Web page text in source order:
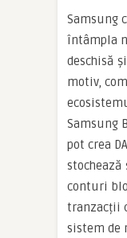
Samsung
întâmpla
deschisă
motiv,
Samsung
pot crea
conturi
tranzacții
sistem de